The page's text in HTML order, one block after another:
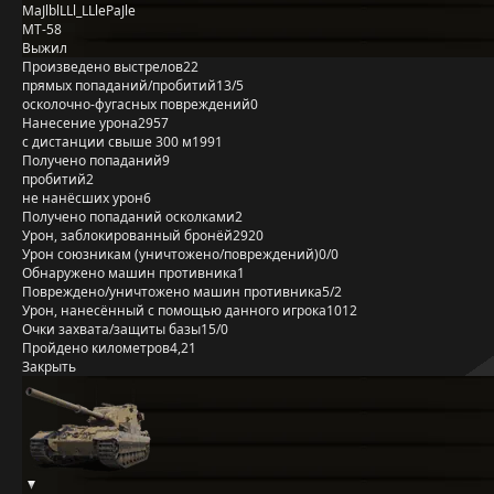
MaJlblLLl_LLlePaJle
MT-58
Выжил
Произведено выстрелов22
прямых попаданий/пробитий13/5
осколочно-фугасных повреждений0
Нанесение урона2957
с дистанции свыше 300 м1991
Получено попаданий9
пробитий2
не нанёсших урон6
Получено попаданий осколками2
Урон, заблокированный бронёй2920
Урон союзникам (уничтожено/повреждений)0/0
Обнаружено машин противника1
Повреждено/уничтожено машин противника5/2
Урон, нанесённый с помощью данного игрока1012
Очки захвата/защиты базы15/0
Пройдено километров4,21
Закрыть